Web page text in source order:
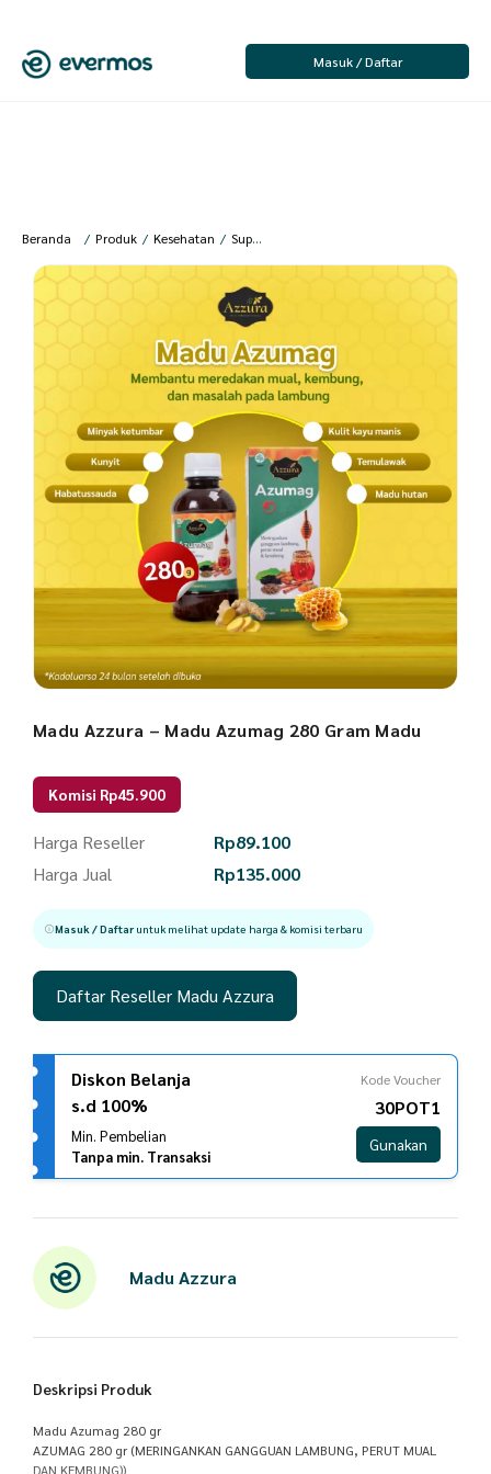
Masuk / Daftar
Beranda / Produk / Kesehatan / Suplemen & Nutrisi
Madu Azzura – Madu Azumag 280 Gram Madu
Komisi Rp45.900
Harga Reseller Rp89.100
Harga Jual
Rp135.000
Masuk / Daftaruntuk melihat update harga & komisi terbaru
Daftar Reseller Madu Azzura
Diskon Belanja
s.d 100%
Min. Pembelian
Tanpa min. Transaksi
Kode Voucher
30POT1
Gunakan
Madu Azzura
Deskripsi Produk
Madu Azumag 280 gr
AZUMAG 280 gr (MERINGANKAN GANGGUAN LAMBUNG, PERUT MUAL
DAN KEMBUNG))